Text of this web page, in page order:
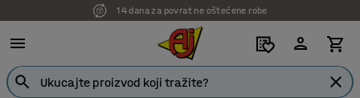
14 dana za povrat ne oštećene robe